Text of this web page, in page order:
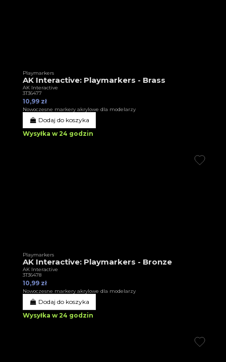
Playmarkers
AK Interactive: Playmarkers - Brass
AK Interactive
3T36477
10,99 zł
Nowoczesne markery akrylowe dla modelarzy
Dodaj do koszyka
Wysyłka w 24 godzin
Playmarkers
AK Interactive: Playmarkers - Bronze
AK Interactive
3T36478
10,99 zł
Nowoczesne markery akrylowe dla modelarzy
Dodaj do koszyka
Wysyłka w 24 godzin